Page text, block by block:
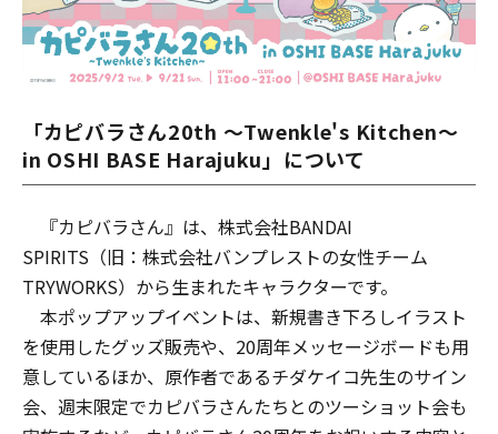
「カピバラさん20th ～Twenkle's Kitchen～
in OSHI BASE Harajuku」について
『カピバラさん』は、株式会社BANDAI
SPIRITS（旧：株式会社バンプレストの女性チーム
TRYWORKS）から生まれたキャラクターです。
本ポップアップイベントは、新規書き下ろしイラスト
を使用したグッズ販売や、20周年メッセージボードも用
意しているほか、原作者であるチダケイコ先生のサイン
会、週末限定でカピバラさんたちとのツーショット会も